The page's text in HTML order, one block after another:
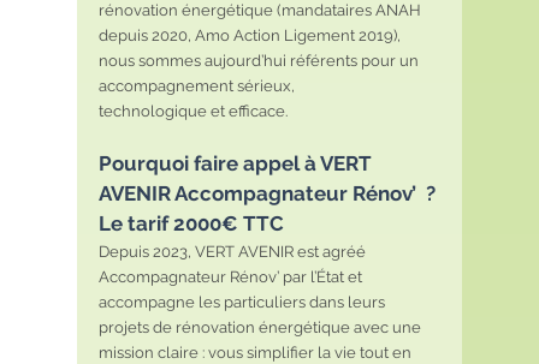
rénovation énergétique (mandataires ANAH
depuis 2020, Amo Action Ligement 2019),
nous sommes aujourd’hui référents pour un
accompagnement sérieux,
technologique et efficace.
Pourquoi faire appel à VERT
AVENIR Accompagnateur Rénov’  ?
Le tarif 2000€ TTC
Depuis 2023, VERT AVENIR est agréé
Accompagnateur Rénov’ par l’État et
accompagne les particuliers dans leurs
projets de rénovation énergétique avec une
mission claire : vous simplifier la vie tout en